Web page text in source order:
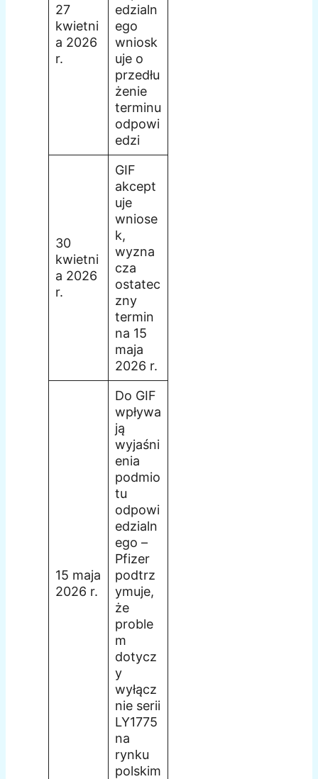
27
kwietni
a 2026
r.
edzialn
ego
wniosk
uje o
przedłu
żenie
terminu
odpowi
edzi
30
kwietni
a 2026
r.
GIF
akcept
uje
wniose
k,
wyzna
cza
ostatec
zny
termin
na 15
maja
2026 r.
15 maja
2026 r.
Do GIF
wpływa
ją
wyjaśni
enia
podmio
tu
odpowi
edzialn
ego –
Pfizer
podtrz
ymuje,
że
proble
m
dotycz
y
wyłącz
nie serii
LY1775
na
rynku
polskim